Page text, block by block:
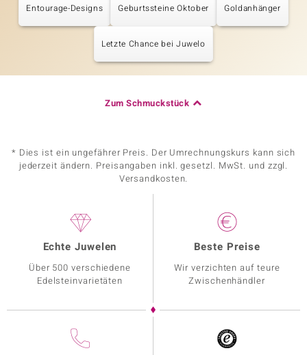
Entourage-Designs Geburtssteine Oktober Goldanhänger
Letzte Chance bei Juwelo
Zum Schmuckstück
* Dies ist ein ungefährer Preis. Der Umrechnungskurs kann sich
jederzeit ändern. Preisangaben inkl. gesetzl. MwSt. und zzgl.
Versandkosten.
Echte Juwelen
Über 500 verschiedene
Edelsteinvarietäten
Beste Preise
Wir verzichten auf teure
Zwischenhändler